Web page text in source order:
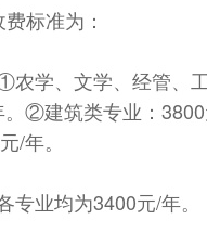
标准为：
农学、文学、经管、
。②建筑类专业：
/年。
专业均为3400元/年。